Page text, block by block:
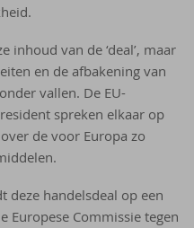
inhoud van de ‘deal’, maar
en de afbakening van
vallen. De EU-
spreken elkaar op
de voor Europa zo
deze handelsdeal op een
Europese Commissie tegen